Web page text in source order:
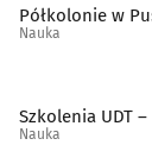
Półkolonie w
Nauka
Szkolenia UDT
Nauka